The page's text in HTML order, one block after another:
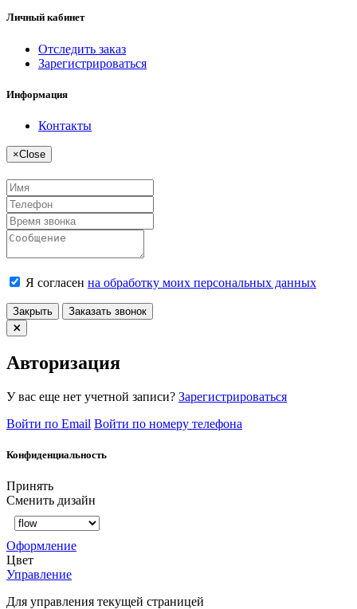
Личный кабинет
Отследить заказ
Зарегистрироваться
Информация
Контакты
×Close
Я согласен на обработку моих персональных данных
Закрыть Заказать звонок
Авторизация
У вас еще нет учетной записи? Зарегистрироваться
Войти по Email Войти по номеру телефона
Конфиденциальность
Принять
Сменить дизайн
Оформление
Цвет
Управление
Для управления текущей страницей